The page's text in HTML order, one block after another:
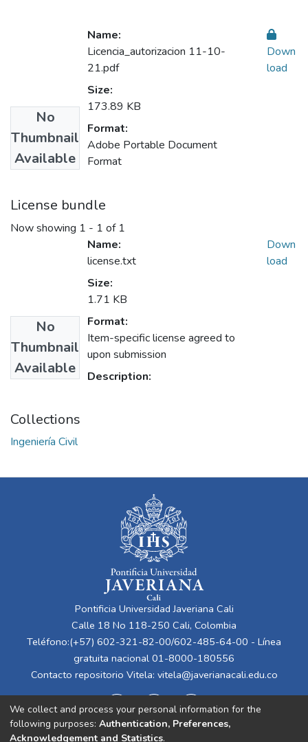
No
Thumbnail
Available
Name:
Licencia_autorizacion 11-10-
21.pdf
Size:
173.89 KB
Format:
Adobe Portable Document
Format
Down
load
License bundle
Now showing 1 - 1 of 1
No
Thumbnail
Available
Name:
license.txt
Size:
1.71 KB
Format:
Item-specific license agreed to
upon submission
Description:
Down
load
Collections
Ingeniería Civil
Pontificia Universidad Javeriana Cali
Calle 18 No 118-250 Cali, Colombia
Teléfono:(+57) 602-321-82-00/602-485-64-00 - Línea
gratuita nacional 01-8000-180556
Contacto repositorio Vitela: vitela@javerianacali.edu.co
We collect and process your personal information for the
following purposes: Authentication, Preferences,
Acknowledgement and Statistics.